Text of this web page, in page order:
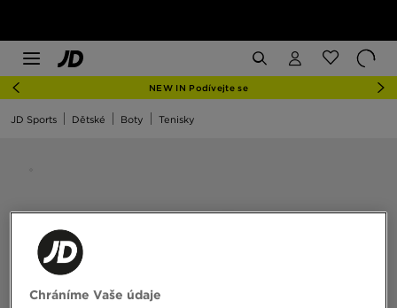
NEW IN Podívejte se
JD Sports Dětské Boty Tenisky
Chráníme Vaše údaje